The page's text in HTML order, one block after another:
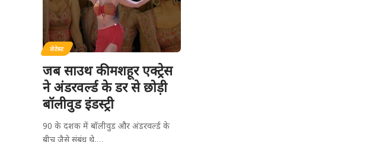
लेटेस्ट
जब साउथ की मशहूर एक्ट्रेस
ने अंडरवर्ल्ड के डर से छोड़ी
बॉलीवुड इंडस्ट्री
90 के दशक में बॉलीवुड और अंडरवर्ल्ड के
बीच जैसे संबंध थे,…